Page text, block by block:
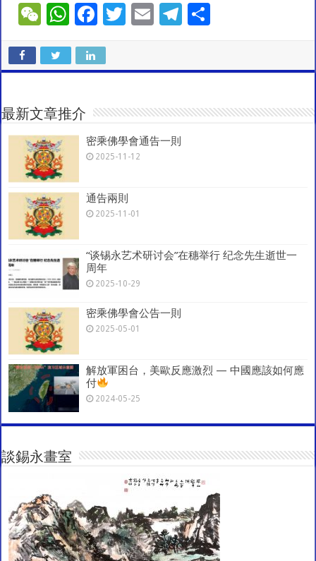
W
C
h
at
W
at
sA
p
p
F
e
b
o
k
T
er
E
l
T
gr
a
e
最新文章推介
密乘佛學會通告一則
2025-11-12
通告兩則
2025-11-01
“谈锡永艺术研讨会”在穗举行 纪念先生逝世一
周年
2025-10-29
密乘佛學會公告一則
2025-05-01
解放軍困台，美歐反應激烈 — 中國應該如何應
付
2024-05-25
談錫永畫室